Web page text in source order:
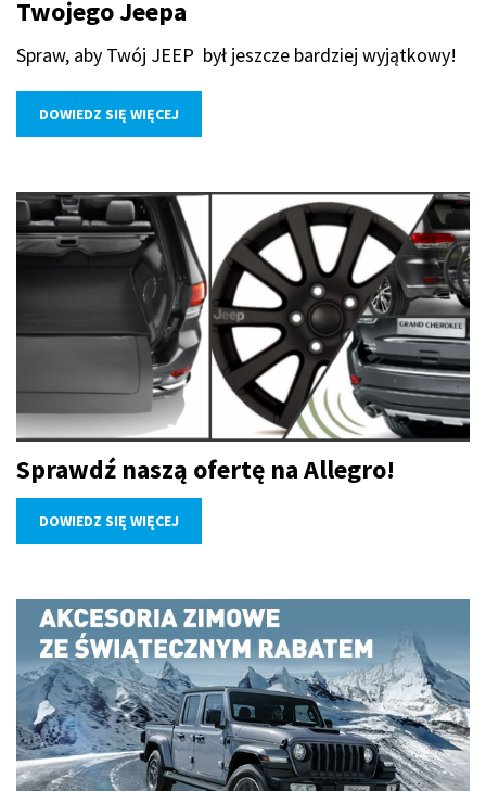
Twojego Jeepa
Spraw, aby Twój JEEP był jeszcze bardziej wyjątkowy!
DOWIEDZ SIĘ WIĘCEJ
Sprawdź naszą ofertę na Allegro!
DOWIEDZ SIĘ WIĘCEJ